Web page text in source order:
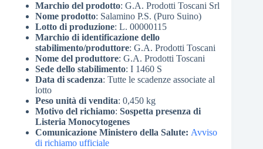
Marchio del prodotto: G.A. Prodotti Toscani Srl
Nome prodotto: Salamino P.S. (Puro Suino)
Lotto di produzione: L. 00000115
Marchio di identificazione dello
stabilimento/produttore: G.A. Prodotti Toscani
Nome del produttore: G.A. Prodotti Toscani
Sede dello stabilimento: I 1460 S
Data di scadenza: Tutte le scadenze associate al
lotto
Peso unità di vendita: 0,450 kg
Motivo del richiamo: Sospetta presenza di
Listeria Monocytogenes
Comunicazione Ministero della Salute: Avviso
di richiamo ufficiale